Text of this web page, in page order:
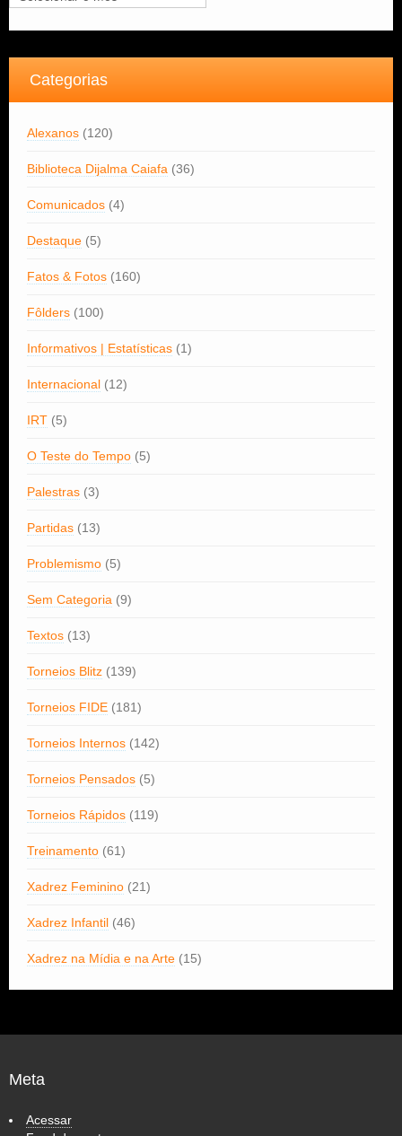
Categorias
Alexanos (120)
Biblioteca Dijalma Caiafa (36)
Comunicados (4)
Destaque (5)
Fatos & Fotos (160)
Fôlders (100)
Informativos | Estatísticas (1)
Internacional (12)
IRT (5)
O Teste do Tempo (5)
Palestras (3)
Partidas (13)
Problemismo (5)
Sem Categoria (9)
Textos (13)
Torneios Blitz (139)
Torneios FIDE (181)
Torneios Internos (142)
Torneios Pensados (5)
Torneios Rápidos (119)
Treinamento (61)
Xadrez Feminino (21)
Xadrez Infantil (46)
Xadrez na Mídia e na Arte (15)
Meta
Acessar